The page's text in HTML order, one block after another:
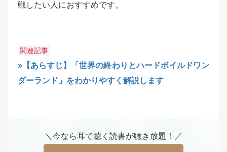
戦したい人におすすめです。
関連記事
»【あらすじ】「世界の終わりとハードボイルドワン
ダーランド」をわかりやすく解説します
＼今なら耳で聴く読書が聴き放題！／